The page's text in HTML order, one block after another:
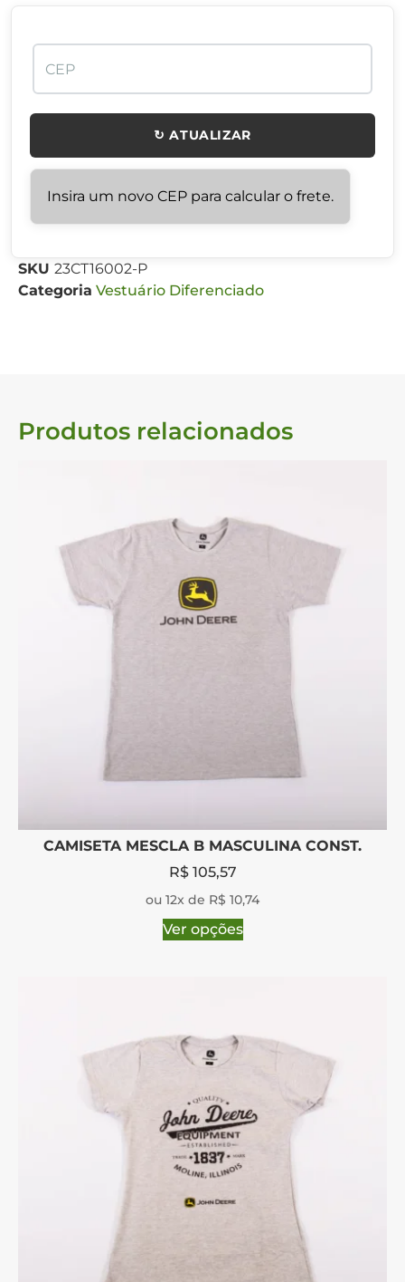
↻ ATUALIZAR
Insira um novo CEP para calcular o frete.
SKU 23CT16002-P
Categoria Vestuário Diferenciado
Produtos relacionados
CAMISETA MESCLA B MASCULINA CONST.
R$105,57
ou 12x de R$ 10,74
Ver opções